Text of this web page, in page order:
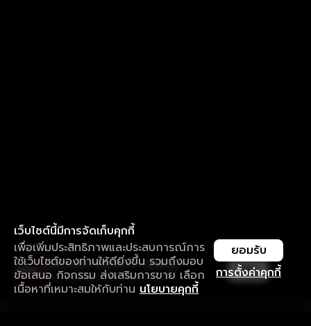
เว็บไซต์นี้มีการจัดเก็บคุกกี้
เพื่อเพิ่มประสิทธิภาพและประสบการณ์การ
ใช้เว็บไซต์ของท่านให้ดียิ่งขึ้น รวมถึงมอบ
ข้อเสนอ กิจกรรม ส่งเสริมการขาย เลือก
เนื้อหาที่เหมาะสมให้กับท่าน นโยบายคุกกี้
การตั้งค่าคุกกี้
ยอมรับ
ใช้งานแอป ลื่นไหลกว่า ไม่มีสะดุด
ดาวน์โหลดแอปเพื่อการรับชมที่ดีกว่า เปิด